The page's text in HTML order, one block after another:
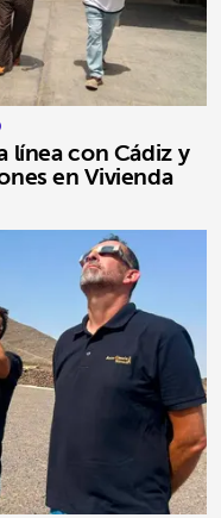
línea con Cádiz y
en Vivienda